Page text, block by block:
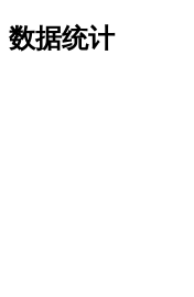
数据统计